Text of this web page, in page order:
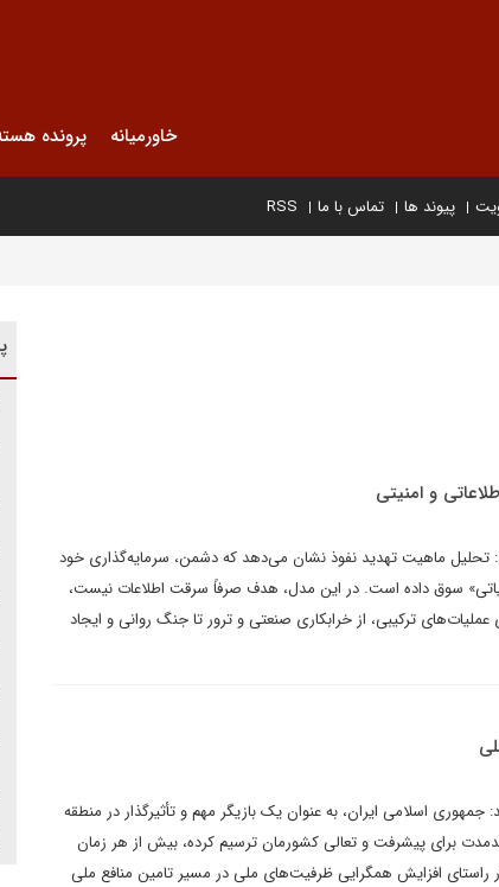
خاورمیانه پرونده
پیوند ها تماس با ما RSS
و امنیتی
تحلیل ماهیت تهدید نفوذ نشان می‌دهد که دشمن، سرمایه‌گذاری خود
سوق داده است. در این مدل، هدف صرفاً سرقت اطلاعات نیست،
ترکیبی، از خرابکاری صنعتی و ترور تا جنگ روانی و ایجاد
اسلامی ایران، به عنوان یک بازیگر مهم و تأثیرگذار در منطقه
برای پیشرفت و تعالی کشورمان ترسیم کرده، بیش از هر زمان
افزایش همگرایی ظرفیت‌های ملی در مسیر تامین منافع ملی